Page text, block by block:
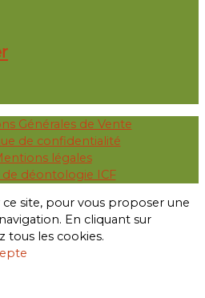
Générales de Vente
de confidentialité
légales
de déontologie ICF
ce site, pour vous proposer une
En cliquant sur
tous les cookies.